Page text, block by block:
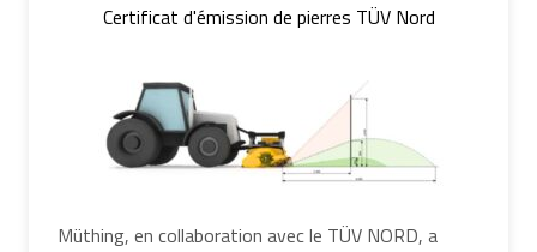
Certificat d'émission de pierres TÜV Nord
Müthing, en collaboration avec le TÜV NORD, a